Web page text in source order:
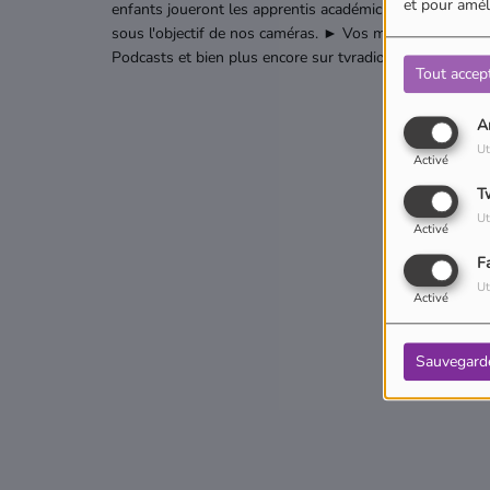
et pour
Tout
Activé
Activé
Activé
enfants joueront les apprentis académiciens en
sous l'objectif de nos caméras. ► Vos médias pour les
Podcasts et bien plus encore sur tvradiopitchoun.fr ! ✨